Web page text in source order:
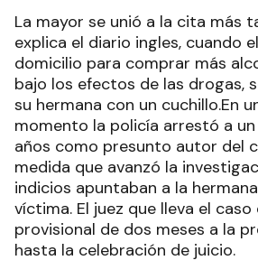
La mayor se unió a la cita más
explica el diario ingles, cuando
domicilio para comprar más
bajo los efectos de las drogas,
su hermana con un cuchillo.En
momento la policía arrestó a
años como presunto autor del
medida que avanzó la
indicios apuntaban a la
víctima. El juez que lleva el
provisional de dos meses a la
hasta la celebración de juicio.